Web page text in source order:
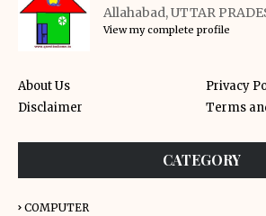
Allahabad, UTTAR
View my complete profile
About Us
Privacy
Disclaimer
Terms
CATEGORY
COMPUTER